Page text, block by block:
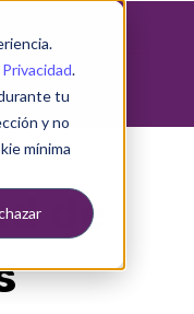
.
tu
y no
mínima
de